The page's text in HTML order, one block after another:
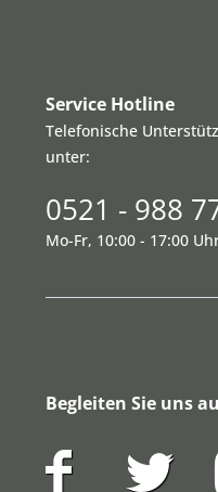
Service Hotline
Telefonische
unter:
0521 - 988
Mo-Fr, 10:00 - 17:00
Begleiten Sie uns